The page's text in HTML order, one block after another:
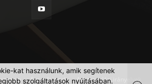
Szerzői jogok Adatkezelési irányelvek
kat használunk, amik segítenek
szolgáltatások nyújtásában.